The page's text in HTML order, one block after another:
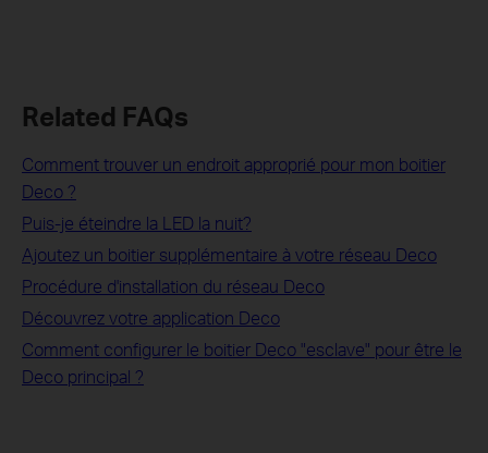
Related FAQs
Comment trouver un endroit approprié pour mon boitier
Deco ?
Puis-je éteindre la LED la nuit?
Ajoutez un boitier supplémentaire à votre réseau Deco
Procédure d'installation du réseau Deco
Découvrez votre application Deco
Comment configurer le boitier Deco "esclave" pour être le
Deco principal ?